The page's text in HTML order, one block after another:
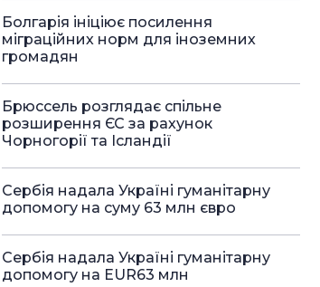
Болгарія ініціює посилення
міграційних норм для іноземних
громадян
Брюссель розглядає спільне
розширення ЄС за рахунок
Чорногорії та Ісландії
Сербія надала Україні гуманітарну
допомогу на суму 63 млн євро
Сербія надала Україні гуманітарну
допомогу на EUR63 млн